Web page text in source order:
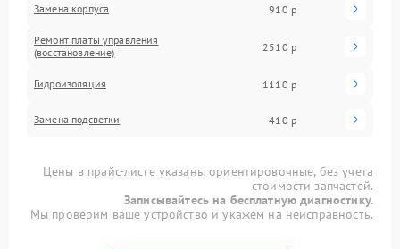
Замена корпуса 910 р
Ремонт платы управления
(восстановление)
2510 р
Гидроизоляция 1110 р
Замена подсветки 410 р
Цены в прайс-листе указаны ориентировочные, без учета
стоимости запчастей.
Записывайтесь на бесплатную диагностику.
Мы проверим ваше устройство и укажем на неисправность.